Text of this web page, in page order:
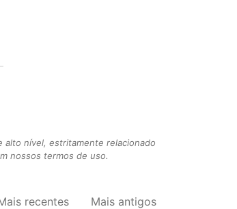
alto nível, estritamente relacionado
nossos termos de uso.
recentes Mais antigos